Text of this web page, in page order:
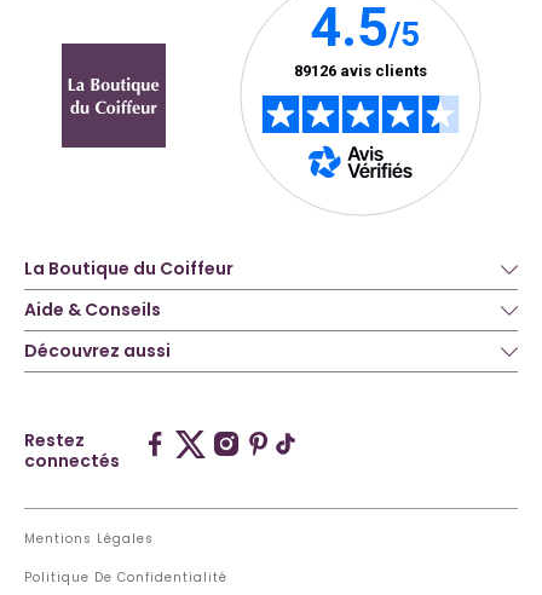
La Boutique du Coiffeur
Aide & Conseils
Découvrez aussi
Restez
connectés
Mentions Légales
Politique De Confidentialité